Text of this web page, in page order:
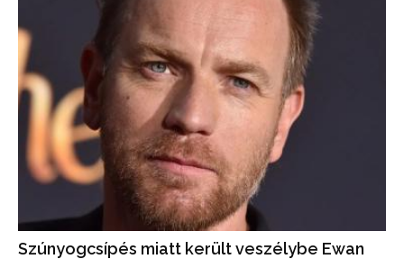
Szúnyogcsípés miatt került veszélybe Ewan